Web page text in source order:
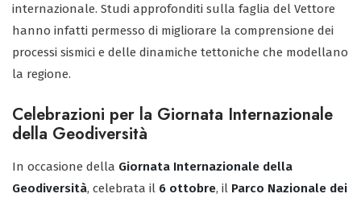
internazionale. Studi approfonditi sulla faglia del Vettore
hanno infatti permesso di migliorare la comprensione dei
processi sismici e delle dinamiche tettoniche che modellano
la regione.
Celebrazioni per la Giornata Internazionale
della Geodiversità
In occasione della Giornata Internazionale della
Geodiversità, celebrata il 6 ottobre, il Parco Nazionale dei